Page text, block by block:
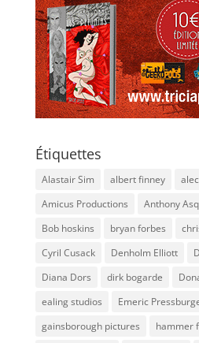
Étiquettes
Alastair Sim albert finney
Amicus Productions
Anthony
Bob hoskins
bryan forbes
Cyril Cusack
Denholm Elliott
Diana Dors
dirk bogarde
ealing studios
Emeric
gainsborough pictures
hammer